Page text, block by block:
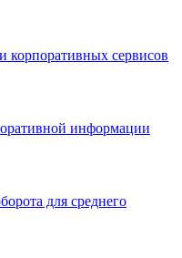
корпоративных сервисов
информации
для среднего